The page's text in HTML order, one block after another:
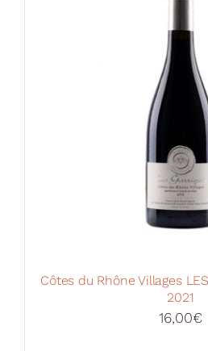
Côtes du Rhône Villages
2021
16,00€